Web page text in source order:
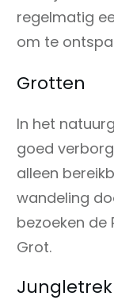
regelmatig
om te
Grotten
In het
goed
alleen
wandeling
bezoeken de
Grot.